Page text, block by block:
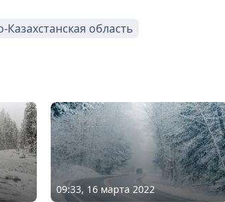
Казахстанская область
09:33, 16 марта 2022